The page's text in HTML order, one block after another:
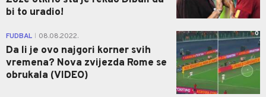
bi to uradio!
FUDBAL 08.08.2022.
Da li je ovo najgori korner svih
vremena? Nova zvijezda Rome se
obrukala (VIDEO)
0